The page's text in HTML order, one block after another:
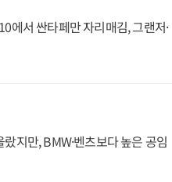
에서 싼타페만 자리매김, 그랜저·
지만, BMW·벤츠보다 높은 공임